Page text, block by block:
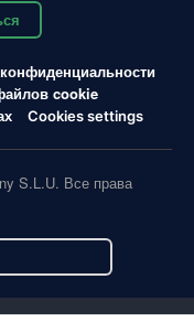
cookie
Cookies settings
S.L.U. Все права